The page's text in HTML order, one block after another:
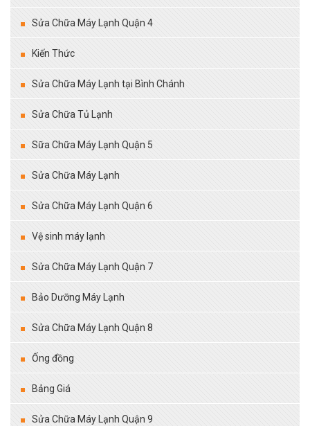
Sửa Chữa Máy Lạnh Quận 4
Kiến Thức
Sửa Chữa Máy Lạnh tại Bình Chánh
Sửa Chữa Tủ Lạnh
Sữa Chữa Máy Lạnh Quận 5
Sửa Chữa Máy Lạnh
Sửa Chữa Máy Lạnh Quận 6
Vệ sinh máy lạnh
Sửa Chữa Máy Lạnh Quận 7
Bảo Dưỡng Máy Lạnh
Sửa Chữa Máy Lạnh Quận 8
Ống đồng
Bảng Giá
Sửa Chữa Máy Lạnh Quận 9